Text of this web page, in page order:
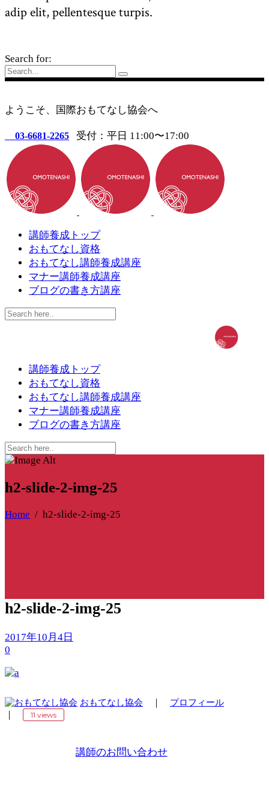
adip elit, pellentesque turpis.
Search for:
ようこそ、国際おもてなし協会へ
03-6681-2265 受付：平日 11:00〜17:00
講師養成トップ
おもてなし資格
おもてなし講師養成講座
マナー講師養成講座
ブログの書き方講座
講師養成トップ
おもてなし資格
おもてなし講師養成講座
マナー講師養成講座
ブログの書き方講座
h2-slide-2-img-25
Home / h2-slide-2-img-25
h2-slide-2-img-25
2017年10月4日
0
おもてなし協会
プロフィール
11 views
講師のお問い合わせ